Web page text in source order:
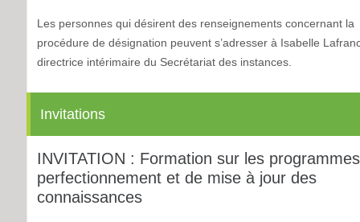
Les personnes qui désirent des renseignements concernant la
procédure de désignation peuvent s’adresser à Isabelle
directrice intérimaire du Secrétariat des instances.
Invitations
INVITATION : Formation sur les
perfectionnement et de mise à jour des
connaissances